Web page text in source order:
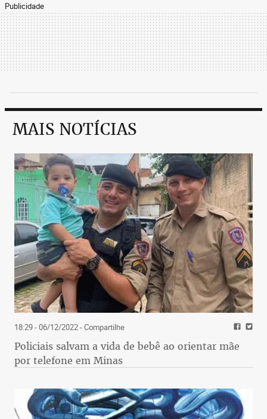
Publicidade
MAIS NOTÍCIAS
18:29 - 06/12/2022- Compartilhe
Policiais salvam a vida de bebê ao orientar mãe
por telefone em Minas